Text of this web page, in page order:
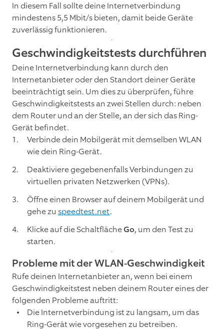
In diesem Fall sollte deine Internetverbindung
mindestens 5,5 Mbit/s bieten, damit beide Geräte
zuverlässig funktionieren.
Geschwindigkeitstests durchführen
Deine Internetverbindung kann durch den
Internetanbieter oder den Standort deiner Geräte
beeinträchtigt sein. Um dies zu überprüfen, führe
Geschwindigkeitstests an zwei Stellen durch: neben
dem Router und an der Stelle, an der sich das Ring-
Gerät befindet.
Verbinde dein Mobilgerät mit demselben WLAN
wie dein Ring-Gerät.
Deaktiviere gegebenenfalls Verbindungen zu
virtuellen privaten Netzwerken (VPNs).
Öffne einen Browser auf deinem Mobilgerät und
gehe zu speedtest.net.
Klicke auf die SchaltflächeGo, um den Test zu
starten.
Probleme mit der WLAN-Geschwindigkeit
Rufe deinen Internetanbieter an, wenn bei einem
Geschwindigkeitstest neben deinem Router eines der
folgenden Probleme auftritt:
Die Internetverbindung ist zu langsam, um das
Ring-Gerät wie vorgesehen zu betreiben.